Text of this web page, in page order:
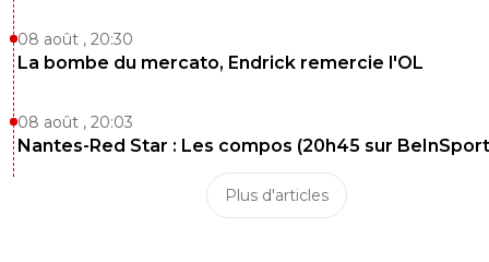
08 août , 20:30
La bombe du mercato, Endrick remercie l'OL
08 août , 20:03
Nantes-Red Star : Les compos (20h45 sur
Plus d'articles